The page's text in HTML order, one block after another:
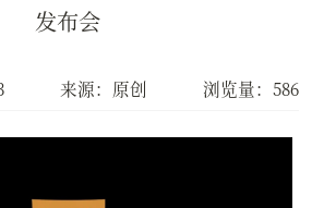
发布会
来源：原创 浏览量：586